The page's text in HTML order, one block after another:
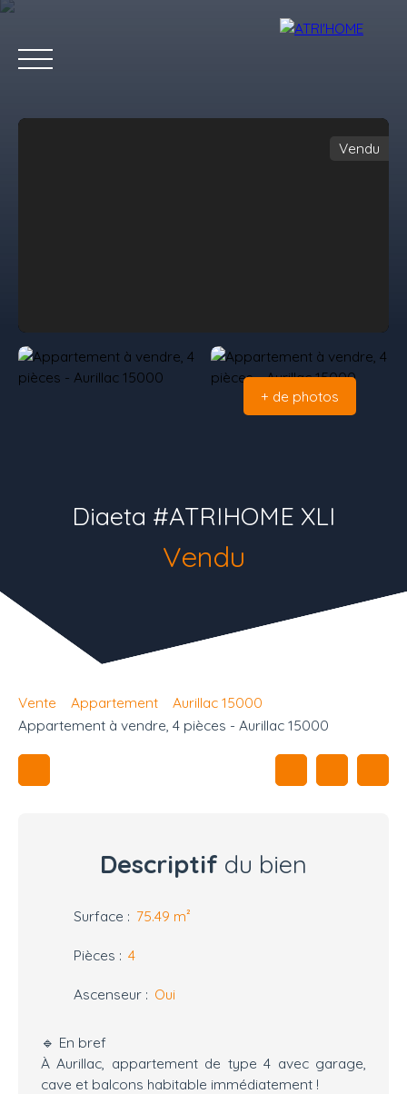
Estimation
Vendu
+ de photos
Diaeta #ATRIHOME XLI
Vendu
Vente Appartement
Aurillac 15000
Appartement à vendre, 4 pièces - Aurillac 15000
Descriptif du bien
Surface : 75.49 m²
Pièces : 4
Ascenseur : Oui
🔹 En bref
À Aurillac, appartement de type 4 avec garage,
cave et balcons habitable immédiatement !